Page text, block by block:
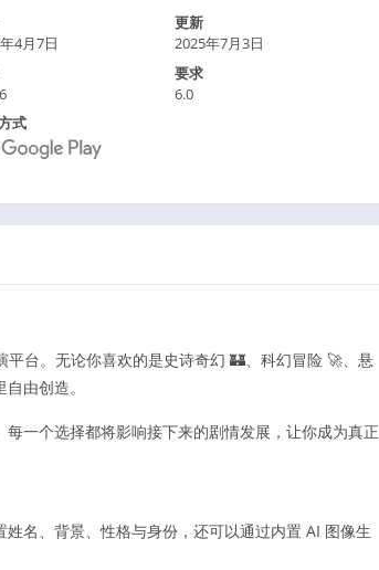
4月7日
更新
2025年7月3日
要求
6.0
式
台。无论你喜欢的是史诗奇幻 🏰、科幻冒险 🚀、悬
由创造。
一个选择都将影响接下来的剧情发展，让你成为真正
名、背景、性格与身份，还可以通过内置 AI 图像生